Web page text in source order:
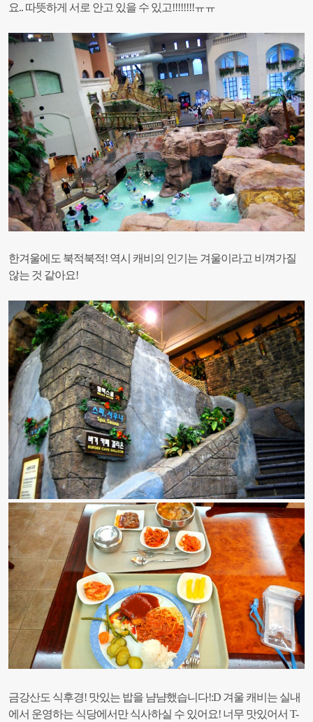
요.. 따뜻하게 서로 안고 있을 수 있고!!!!!!!!ㅠㅠ
한겨울에도 북적북적! 역시 캐비의 인기는 겨울이라고 비껴가질
않는 것 같아요!
금강산도 식후경! 맛있는 밥을 냠냠했습니다!:D 겨울 캐비는 실내
에서 운영하는 식당에서만 식사하실 수 있어요! 너무 맛있어서 T-